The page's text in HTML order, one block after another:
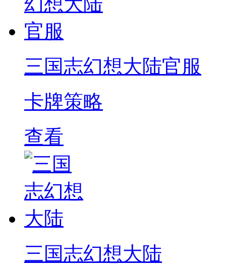
三国志幻想大陆官服
卡牌策略
查看
三国志幻想大陆